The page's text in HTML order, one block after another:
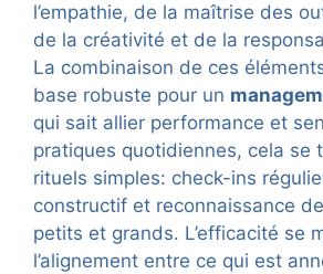
l’empathie, de la maîtrise des
de la créativité et de la
La combinaison de ces
base robuste pour un
qui sait allier performance et
pratiques quotidiennes, cela se
rituels simples: check-ins
constructif et reconnaissance
petits et grands. L’efficacité se
l’alignement entre ce qui est